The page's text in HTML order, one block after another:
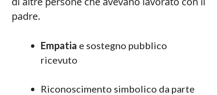
padre.
Empatia e sostegno pubblico
ricevuto
Riconoscimento simbolico da parte